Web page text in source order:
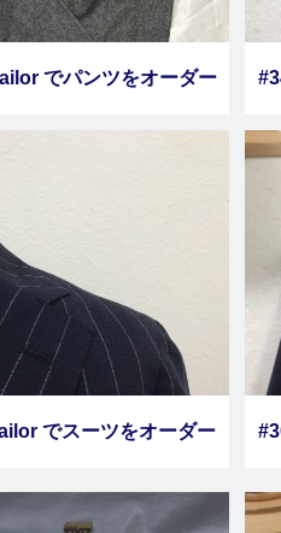
でパンツをオーダー
でスーツをオーダー
ました その２